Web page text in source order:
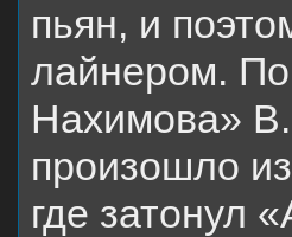
пьян, и
лайнером.
Нахимова» В.
произошло
где затонул